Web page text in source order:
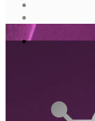
In
Меню